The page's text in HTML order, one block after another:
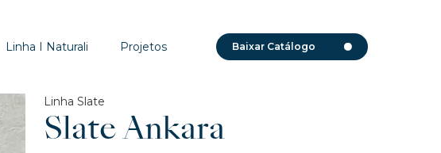
Linha I Naturali Projetos Baixar Catálogo
Linha Slate
Slate Ankara